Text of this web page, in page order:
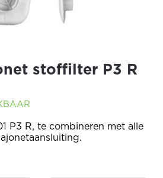
stoffilter P3 R
P3 R, te combineren met alle